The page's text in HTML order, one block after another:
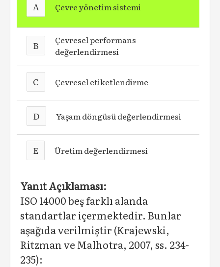
A Çevre yönetim sistemi
B
Çevresel performans
değerlendirmesi
C Çevresel etiketlendirme
D Yaşam döngüsü değerlendirmesi
E Üretim değerlendirmesi
Yanıt Açıklaması:
ISO 14000 beş farklı alanda
standartlar içermektedir. Bunlar
aşağıda verilmiştir (Krajewski,
Ritzman ve Malhotra, 2007, ss. 234-
235):